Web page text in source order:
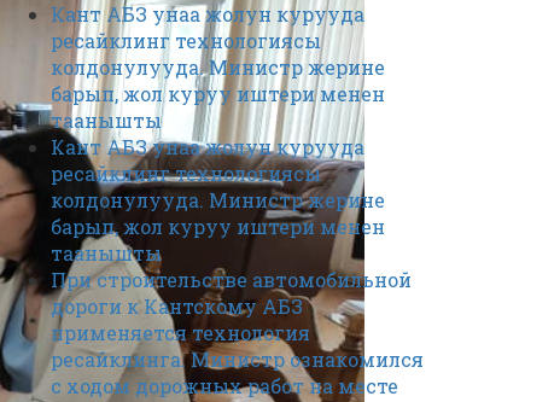
Кант АБЗ унаа жолун курууда
ресайклинг технологиясы
колдонулууда. Министр жерине
барып, жол куруу иштери менен
таанышты
Кант АБЗ унаа жолун курууда
ресайклинг технологиясы
колдонулууда. Министр жерине
барып, жол куруу иштери менен
таанышты
При строительстве автомобильной
дороги к Кантскому АБЗ
применяется технология
ресайклинга. Министр ознакомился
с ходом дорожных работ на месте